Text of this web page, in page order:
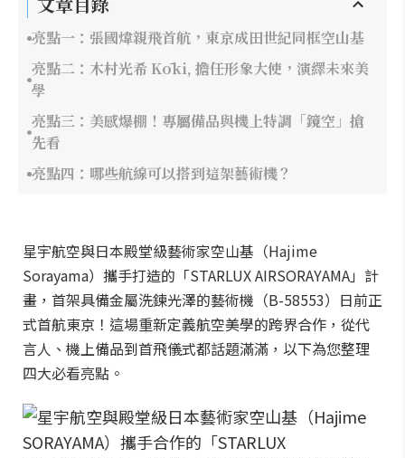
亮點一：張國煒親飛首航，東京成田世紀同框空山基
亮點二：木村光希 Kōki, 擔任形象大使，演繹未來美
學
亮點三：美感爆棚！專屬備品與機上特調「鏡空」搶
先看
亮點四：哪些航線可以搭到這架藝術機？
星宇航空與日本殿堂級藝術家空山基（Hajime
Sorayama）攜手打造的「STARLUX AIRSORAYAMA」計
畫，首架具備金屬洗鍊光澤的藝術機（B-58553）日前正
式首航東京！這場重新定義航空美學的跨界合作，從代
言人、機上備品到首飛儀式都話題滿滿，以下為您整理
四大必看亮點。